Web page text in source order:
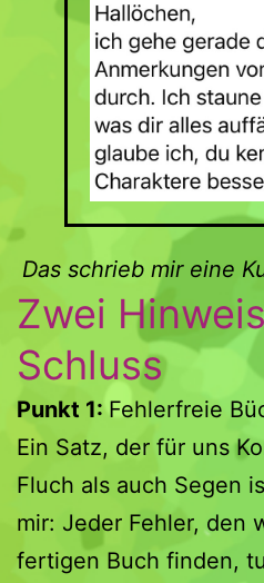
Das schrieb mir eine
Zwei
Schluss
Punkt 1: Fehlerfreie
Ein Satz, der für uns
Fluch als auch Segen
mir: Jeder Fehler, den
fertigen Buch finden,